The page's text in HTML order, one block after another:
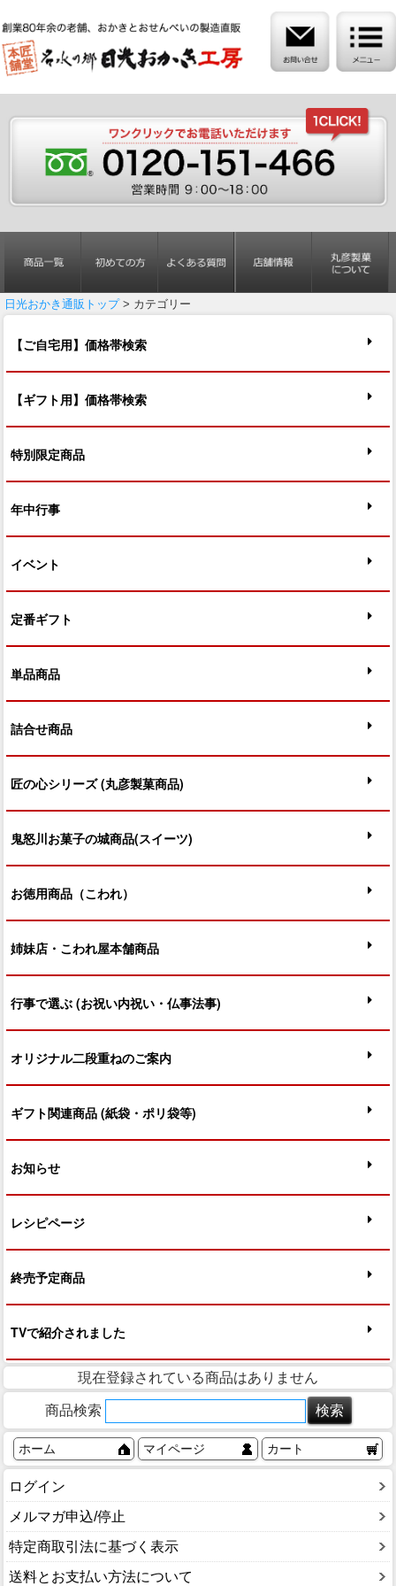
日光おかき通販トップ> カテゴリー
現在登録されている商品はありません
商品検索
ホーム マイページ カート
ログイン
メルマガ申込/停止
特定商取引法に基づく表示
送料とお支払い方法について